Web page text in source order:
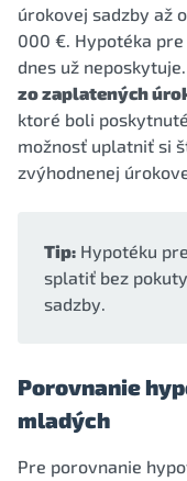
úrokovej sadzby až
000 €. Hypotéka
dnes už
zo zaplatených
ktoré boli
možnosť uplatniť si
zvýhodnenej
Tip: Hypotéku
splatiť bez
sadzby.
Porovnanie
mladých
Pre porovnanie